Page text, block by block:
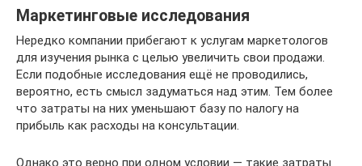
Маркетинговые исследования
Нередко компании прибегают к услугам маркетологов
для изучения рынка с целью увеличить свои продажи.
Если подобные исследования ещё не проводились,
вероятно, есть смысл задуматься над этим. Тем более
что затраты на них уменьшают базу по налогу на
прибыль как расходы на консультации.
Однако это верно при одном условии — такие затраты